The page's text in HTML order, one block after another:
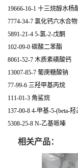
19666-16-1 十三烷醇水杨
7774-34-7 氯化钙六水合物
5891-21-4 5-氯-2-戊酮
102-09-0 碳酸二苯酯
8061-52-7 木质素磺酸钙
13007-85-7 葡庚糖酸钠
77-99-6 三羟甲基丙烷
111-01-3 角鲨烷
137-00-8 4-甲基-5-(beta-
5308-25-8 N-乙基哌嗪
相关产品：